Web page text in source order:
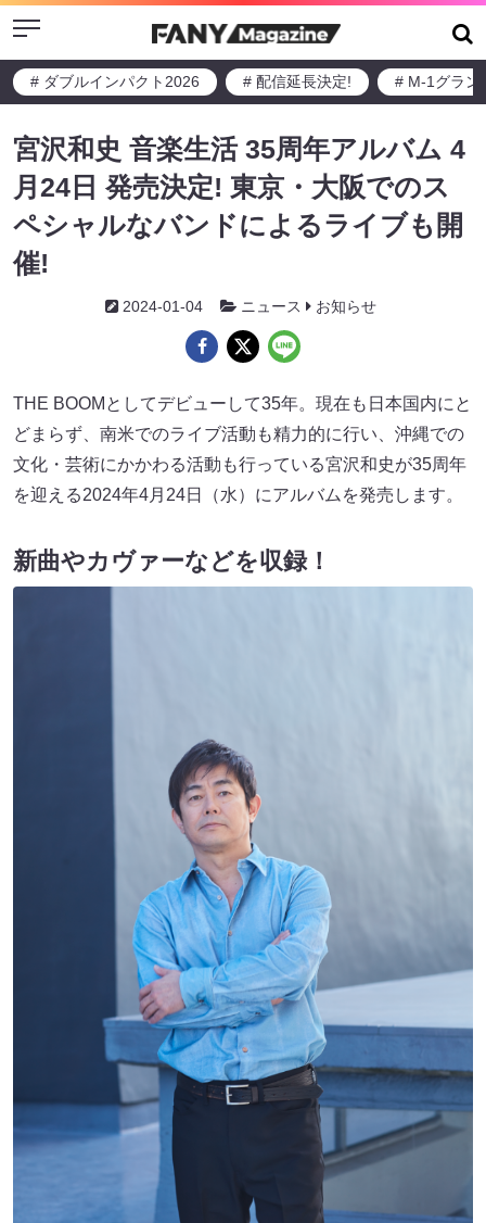
Menu
# ダブルインパクト2026 # 配信延長決定! # M-1グラン
宮沢和史 音楽生活 35周年アルバム 4
月24日 発売決定! 東京・大阪でのス
ペシャルなバンドによるライブも開
催!
2024-01-04 ニュース お知らせ
THE BOOMとしてデビューして35年。現在も日本国内にと
どまらず、南米でのライブ活動も精力的に行い、沖縄での
文化・芸術にかかわる活動も行っている宮沢和史が35周年
を迎える2024年4月24日（水）にアルバムを発売します。
新曲やカヴァーなどを収録！